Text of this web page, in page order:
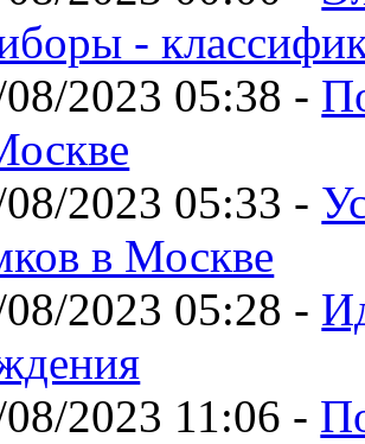
-
2023 05:38 -
2023 05:33 -
в Москве
2023 05:28 -
2023 11:06 -